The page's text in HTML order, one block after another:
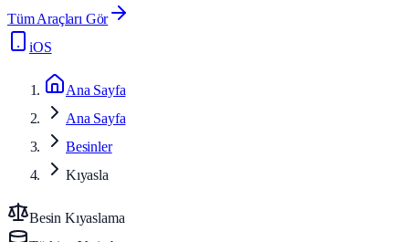
Tüm Araçları Gör
iOS
Ana Sayfa
Ana Sayfa
Besinler
Kıyasla
Besin Kıyaslama